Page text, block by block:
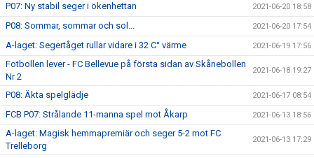
P07: Ny stabil seger i ökenhettan 2021-06-20 18:58
P08: Sommar, sommar och sol... 2021-06-20 17:54
A-laget: Segertåget rullar vidare i 32 C° värme 2021-06-19 17:56
Fotbollen lever - FC Bellevue på första sidan av Skånebollen
Nr 2
2021-06-18 19:27
P08: Äkta spelglädje 2021-06-17 08:54
FCB P07: Strålande 11-manna spel mot Åkarp 2021-06-13 18:56
A-laget: Magisk hemmapremiär och seger 5-2 mot FC
Trelleborg
2021-06-13 17:29